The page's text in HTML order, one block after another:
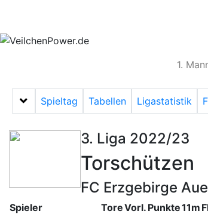
1.
Menü auf-/zuklappen
Spieltag Tabellen Ligastatistik
3. Liga 2022/23
Torschützen
FC Erzgebirge Aue
Spieler ToreVorl. Punkte11m